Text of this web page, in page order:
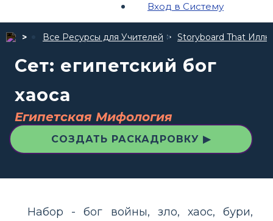
Вход в Систему
Все Ресурсы для Учителей Storyboard That
Сет: египетский бог
хаоса
Египетская Мифология
СОЗДАТЬ РАСКАДРОВКУ ▶
Набор - бог войны, зло, хаос, бури,